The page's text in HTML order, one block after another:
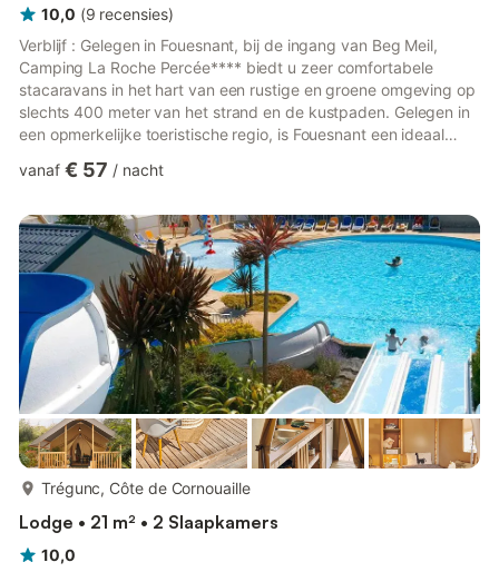
10,0 (9 recensies)
Verblijf : Gelegen in Fouesnant, bij de ingang van Beg Meil,
Camping La Roche Percée**** biedt u zeer comfortabele
stacaravans in het hart van een rustige en groene omgeving op
slechts 400 meter van het strand en de kustpaden. Gelegen in
een opmerkelijke toeristische regio, is Fouesnant een ideaal
een tot ongeveer 28/30° verwarmd zwembad met
buitenzwembad. Het biedt een groot aantal gratis activiteiten
die voor elk wat wils zullen zijn: - wateraerobics - kinderclub 4-
12 jaar (...
vanaf € 57 / nacht
Trégunc, Côte de Cornouaille
Lodge • 21 m² • 2 Slaapkamers
10,0